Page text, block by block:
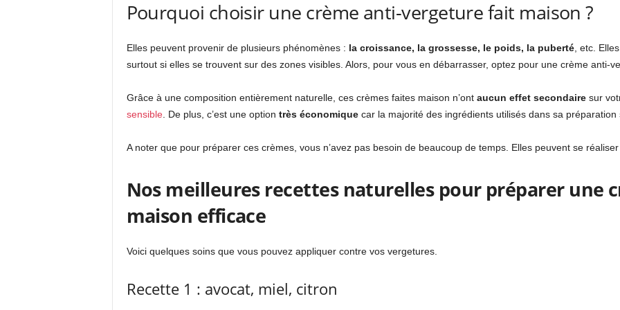
Pourquoi choisir une crème anti-vergeture fait maison ?
Elles peuvent provenir de plusieurs phénomènes : la croissance, la grossesse, le poids, la puberté, etc.
surtout si elles se trouvent sur des zones visibles. Alors, pour vous en débarrasser, optez pour une crème anti-
Grâce à une composition entièrement naturelle, ces crèmes faites maison n’ont aucun effet secondairesur
sensible. De plus, c’est une option très économiquecar la majorité des ingrédients utilisés dans sa
A noter que pour préparer ces crèmes, vous n’avez pas besoin de beaucoup de temps. Elles peuvent se
Nos meilleures recettes naturelles pour préparer une
maison efficace
Voici quelques soins que vous pouvez appliquer contre vos vergetures.
Recette 1 : avocat, miel, citron